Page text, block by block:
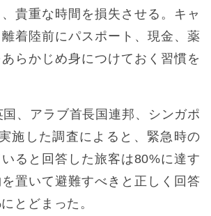
貴重な時間を損失させる。キャ
着陸前にパスポート、現金、薬
らかじめ身につけておく習慣を
、アラブ首長国連邦、シンガポ
施した調査によると、緊急時の
ると回答した旅客は80%に達す
置いて避難すべきと正しく回答
とどまった。